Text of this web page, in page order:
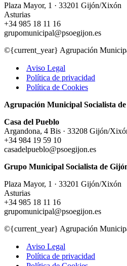
Plaza Mayor, 1 · 33201 Gijón/Xixón
Asturias
+34 985 18 11 16
grupomunicipal@psoegijon.es
©{current_year} Agrupación
Aviso Legal
Política de privacidad
Política de Cookies
Agrupación Municipal Socialista
Casa del Pueblo
Argandona, 4 Bis · 33208 Gijón/
+34 984 19 59 10
casadelpueblo@psoegijon.es
Grupo Municipal Socialista de
Plaza Mayor, 1 · 33201 Gijón/Xixón
Asturias
+34 985 18 11 16
grupomunicipal@psoegijon.es
©{current_year} Agrupación
Aviso Legal
Política de privacidad